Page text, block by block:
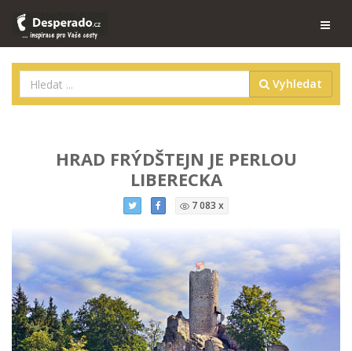
Vyhledat
HRAD FRÝDŠTEJN JE PERLOU
LIBERECKA
7 083 x